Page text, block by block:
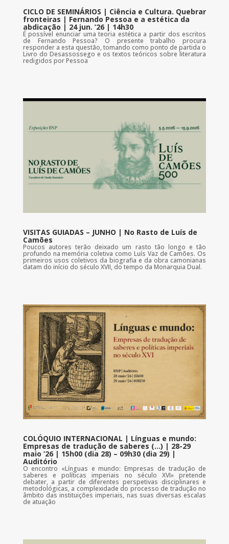
CICLO DE SEMINÁRIOS | Ciência e Cultura. Quebrar
fronteiras | Fernando Pessoa e a estética da
abdicação | 24 jun. ’26 | 14h30
É possível enunciar uma teoria estética a partir dos escritos
de Fernando Pessoa? O presente trabalho procura
responder a esta questão, tomando como ponto de partida o
Livro do Desassossego e os textos teóricos sobre literatura
redigidos por Pessoa
VISITAS GUIADAS – JUNHO | No Rasto de Luís de
Camões
Poucos autores terão deixado um rasto tão longo e tão
profundo na memória coletiva como Luís Vaz de Camões. Os
primeiros usos coletivos da biografia e da obra camonianas
datam do início do século XVII, do tempo da Monarquia Dual.
COLÓQUIO INTERNACIONAL | Línguas e mundo:
Empresas de tradução de saberes (…) | 28-29
maio ’26 | 15h00 (dia 28) – 09h30 (dia 29) |
Auditório
O encontro «Línguas e mundo: Empresas de tradução de
saberes e políticas imperiais no século XVI» pretende
debater, a partir de diferentes perspetivas disciplinares e
metodológicas, a complexidade do processo de tradução no
âmbito das instituições imperiais, nas suas diversas escalas
de atuação